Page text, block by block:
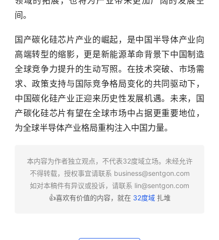
深
产
数
据
研
选
间。
国产碳化硅芯片产业的崛起，是中国半导体产业向
高端转型的缩影，更是新能源革命背景下中国制造
全球竞争力提升的生动写照。在技术突破、市场需
求、政策支持与国际竞争格局变化的共同驱动下，
中国碳化硅产业正迎来历史性发展机遇。未来，国
产碳化硅芯片有望在全球市场中占据更重要地位，
为全球半导体产业格局重构注入中国力量。
本内容为作者独立观点，不代表32度域立场。未经允许
不得转载，授权事宜请联系 business@sentgon.com
如对本稿件有异议或投诉，请联系 lin@sentgon.com
👍喜欢有价值的内容，就在 32度域扎堆